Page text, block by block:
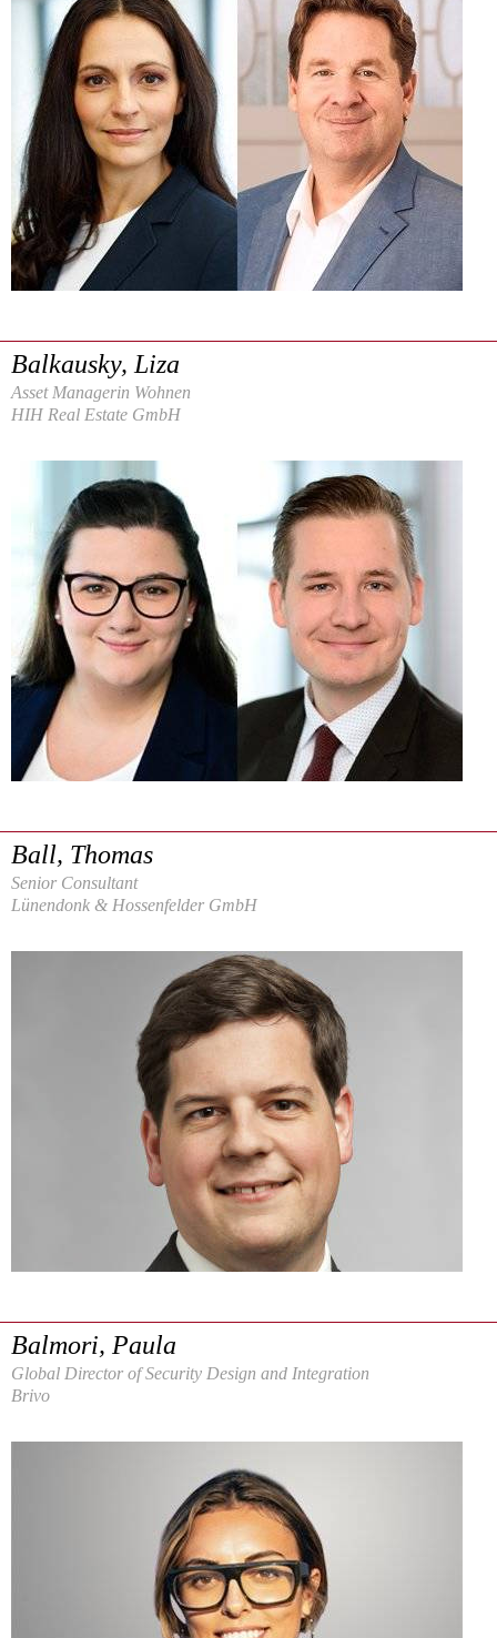
Balkausky, Liza
Asset Managerin Wohnen
HIH Real Estate GmbH
Ball, Thomas
Senior Consultant
Lünendonk & Hossenfelder GmbH
Balmori, Paula
Global Director of Security Design and Integration
Brivo